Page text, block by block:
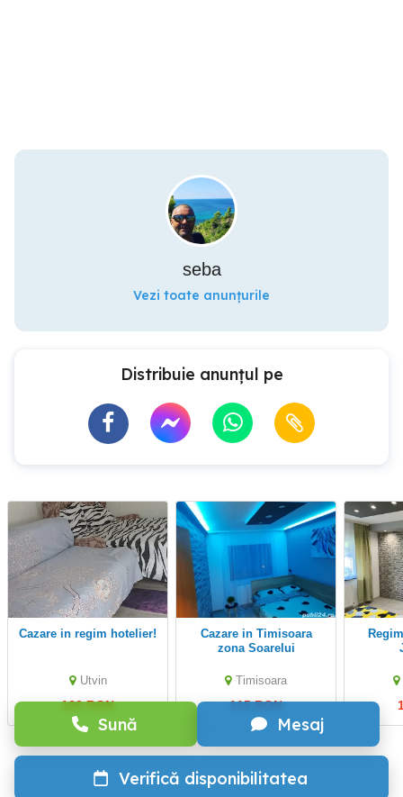
Sună Mesaj
Verifică disponibilitatea
seba
Vezi toate anunțurile
Distribuie anunțul pe
Cazare in regim hotelier!
Utvin
100 RON
Cazare in Timisoara
zona Soarelui
Timisoara
115 RON
regim hotelier zona